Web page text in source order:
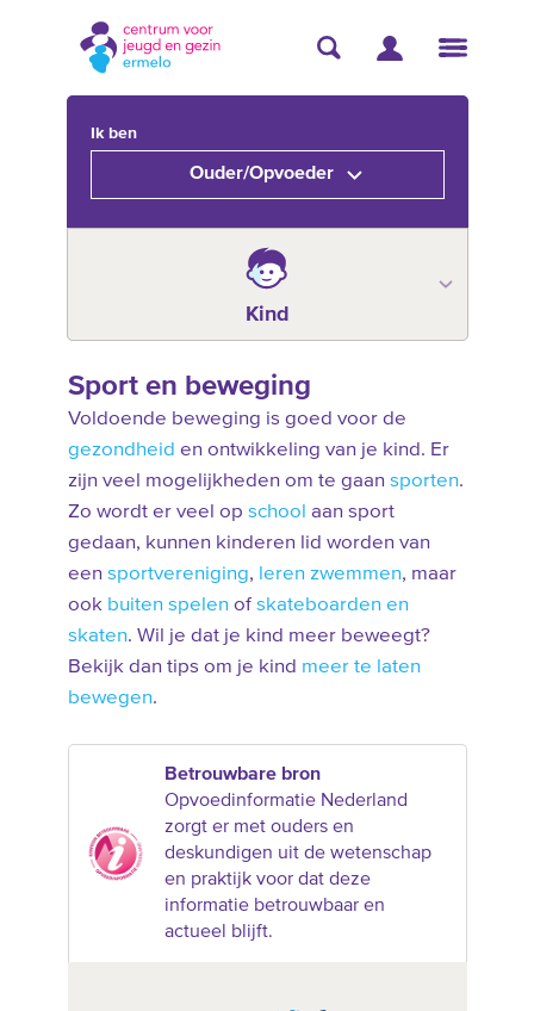
Ik ben
Ouder/Opvoeder
Kind
Sport en beweging
Voldoende beweging is goed voor de
gezondheid en ontwikkeling van je kind. Er
zijn veel mogelijkheden om te gaan sporten.
Zo wordt er veel op school aan sport
gedaan, kunnen kinderen lid worden van
een sportvereniging, leren zwemmen, maar
ook buiten spelen of skateboarden en
skaten. Wil je dat je kind meer beweegt?
Bekijk dan tips om je kind meer te laten
bewegen.
Betrouwbare bron
Opvoedinformatie Nederland
zorgt er met ouders en
deskundigen uit de wetenschap
en praktijk voor dat deze
informatie betrouwbaar en
actueel blijft.